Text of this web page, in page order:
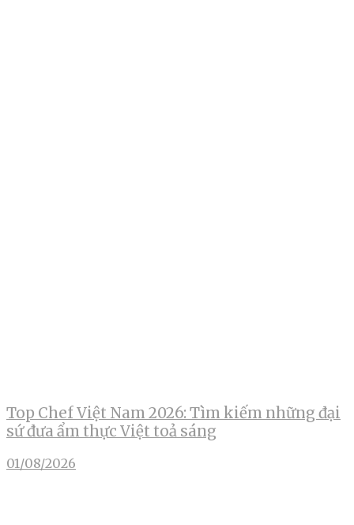
Top Chef Việt Nam 2026: Tìm kiếm những đại
sứ đưa ẩm thực Việt toả sáng
01/08/2026